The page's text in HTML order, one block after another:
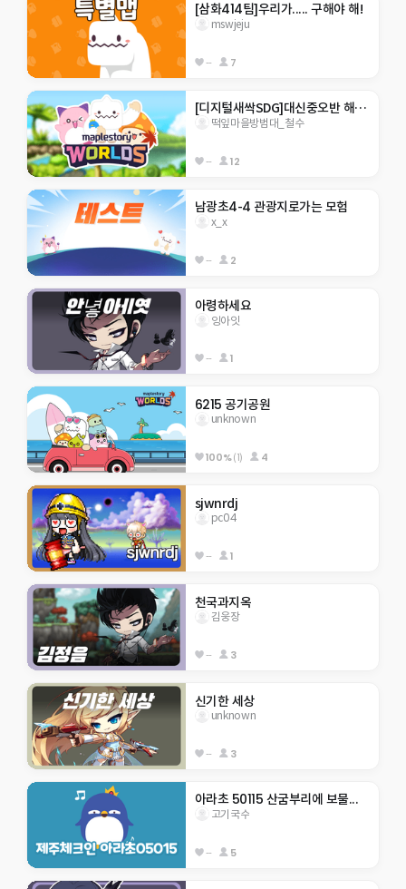
[삼화414팀]우리가..... 구해야 해!
mswjeju
-- 7
[디지털새싹SDG]대신중오반 해양생태계보호
떡잎마을방범대_철수
-- 12
남광초4-4 관광지로가는 모험
x_x
-- 2
아령하세요
잉아잇
-- 1
6215 공기공원
unknown
100%(1) 4
sjwnrdj
pc04
-- 1
천국과지옥
김웅장
-- 3
신기한 세상
unknown
-- 3
아라초 50115 산굼부리에 보물...
고기국수
-- 5